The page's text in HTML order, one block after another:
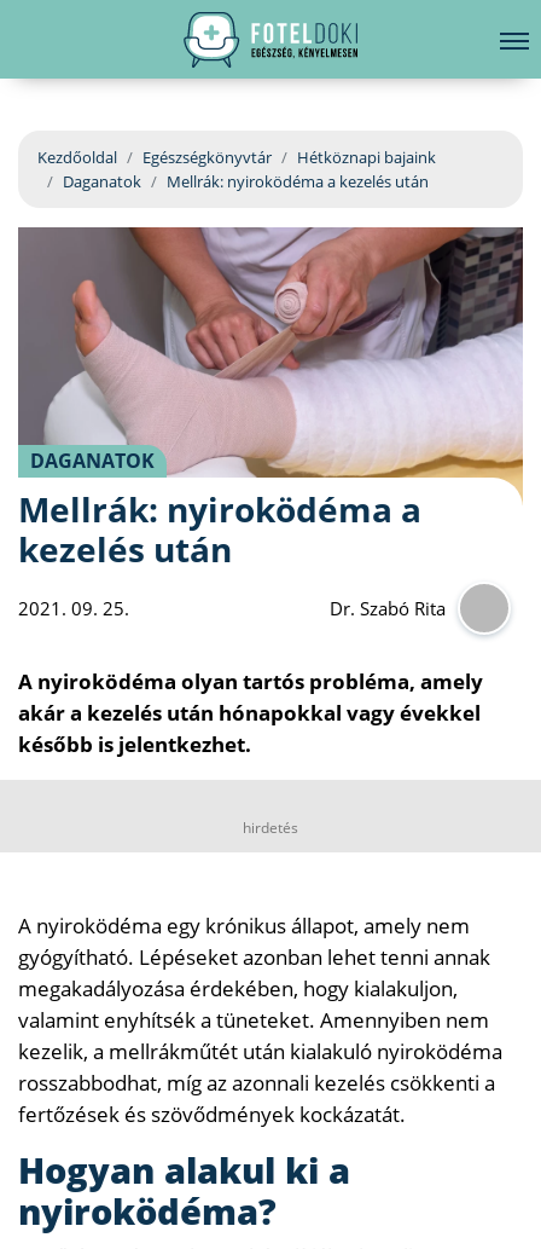
EGÉSZSÉGKÖNYVTÁR
BETEGSÉGKALAUZ
ÜGYELETKERESŐ
ORVOS VÁLASZOL
ORVOSKERESŐ
hirdetés
Kezdőoldal Egészségkönyvtár
Hétköznapi bajaink
Daganatok
Mellrák: nyiroködéma a kezelés után
DAGANATOK
Mellrák: nyiroködéma a
kezelés után
2021. 09. 25. Dr. Szabó Rita
A nyiroködéma olyan tartós probléma, amely
akár a kezelés után hónapokkal vagy évekkel
később is jelentkezhet.
hirdetés
A nyiroködéma egy krónikus állapot, amely nem
gyógyítható. Lépéseket azonban lehet tenni annak
megakadályozása érdekében, hogy kialakuljon,
valamint enyhítsék a tüneteket. Amennyiben nem
kezelik, a mellrákműtét után kialakuló nyiroködéma
rosszabbodhat, míg az azonnali kezelés csökkenti a
fertőzések és szövődmények kockázatát.
Hogyan alakul ki a
nyiroködéma?